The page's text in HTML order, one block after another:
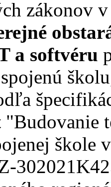
zákonov
a softvéru
"Budovanie